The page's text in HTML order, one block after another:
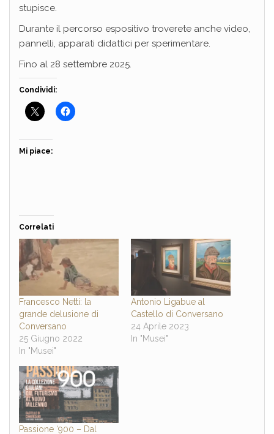
stupisce.
Durante il percorso espositivo troverete anche video,
pannelli, apparati didattici per sperimentare.
Fino al 28 settembre 2025.
Condividi:
Mi piace:
Correlati
Francesco Netti: la
grande delusione di
Conversano
25 Giugno 2022
In "Musei"
Antonio Ligabue al
Castello di Conversano
24 Aprile 2023
In "Musei"
Passione ‘900 – Dal